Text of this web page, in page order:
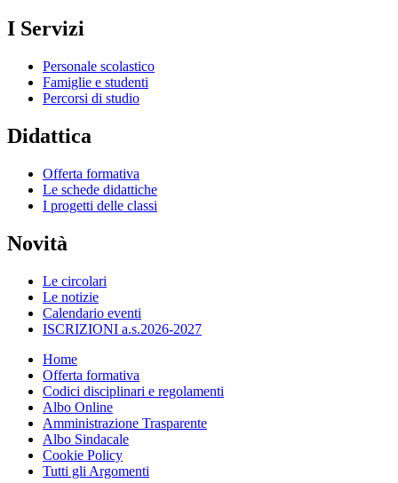
I Servizi
Personale scolastico
Famiglie e studenti
Percorsi di studio
Didattica
Offerta formativa
Le schede didattiche
I progetti delle classi
Novità
Le circolari
Le notizie
Calendario eventi
ISCRIZIONI a.s.2026-2027
Home
Offerta formativa
Codici disciplinari e regolamenti
Albo Online
Amministrazione Trasparente
Albo Sindacale
Cookie Policy
Tutti gli Argomenti